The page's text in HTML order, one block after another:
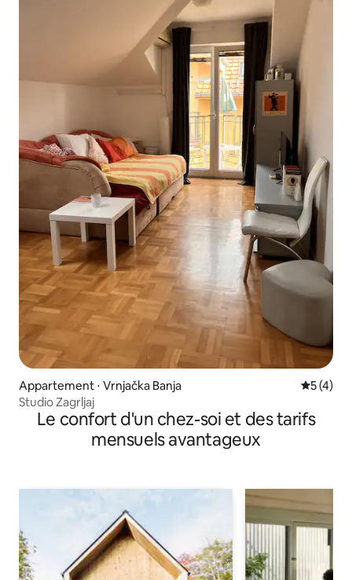
Appartement ⋅ Vrnjačka Banja
5 (4)
Studio Zagrljaj
Le confort d'un chez-soi et des tarifs
mensuels avantageux